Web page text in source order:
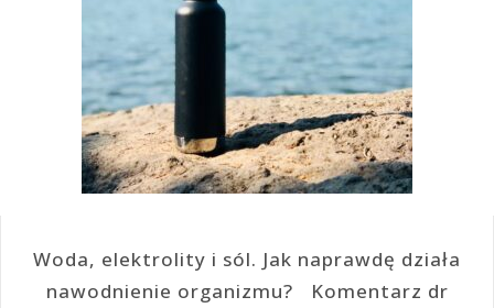
Woda, elektrolity i sól. Jak naprawdę działa
nawodnienie organizmu? Komentarz dr